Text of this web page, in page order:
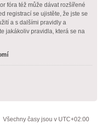
fóra též může dávat rozšířené
registrací se ujistěte, že jste se
a s dalšími pravidly a
jakákoliv pravidla, která se na
Všechny časy jsou v UTC+02:00